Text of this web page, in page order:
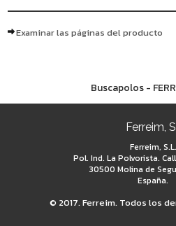
Examinar las páginas del producto
Buscapolos -
Ferreim,
Ferreim, S.L.
Pol. Ind. La Polvorista.
30500 Molina de
España.
© 2017. Ferreim. Todos los